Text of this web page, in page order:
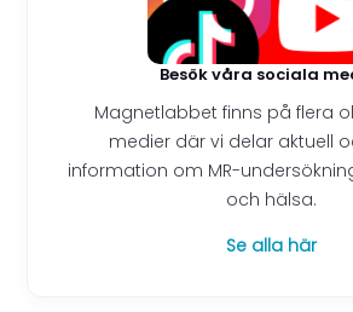
Besök våra sociala
Magnetlabbet finns på flera
medier där vi delar aktuell
information om MR-
och hälsa.
Se alla här